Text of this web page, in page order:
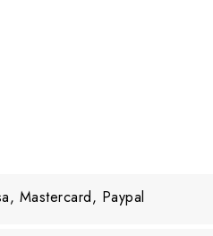
Mastercard, Paypal